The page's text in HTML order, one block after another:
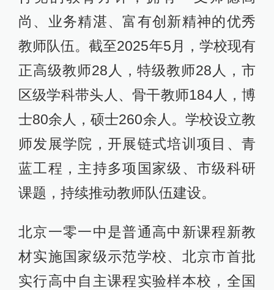
尚、业务精湛、富有创新精神的优秀
教师队伍。截至2025年5月，学校现有
正高级教师28人，特级教师28人，市
区级学科带头人、骨干教师184人，博
士80余人，硕士260余人。学校设立教
师发展学院，开展链式培训项目、青
蓝工程，主持多项国家级、市级科研
课题，持续推动教师队伍建设。
北京一零一中是普通高中新课程新教
材实施国家级示范学校、北京市首批
实行高中自主课程实验样本校，全国